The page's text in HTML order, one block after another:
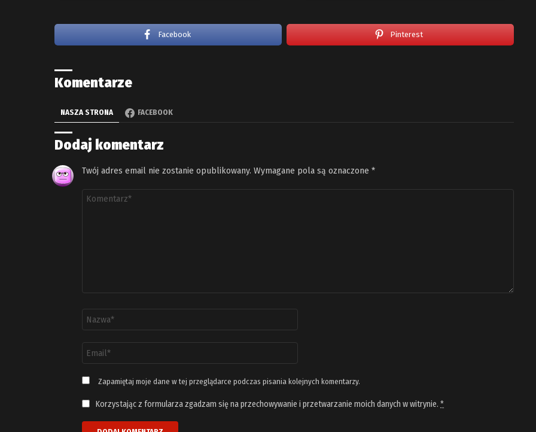
Facebook Pinterest
Komentarze
NASZA STRONA FACEBOOK
Dodaj komentarz
Twój adres email nie zostanie opublikowany. Wymagane pola są oznaczone *
Komentarz
email
*
Zapamiętaj moje dane w tej przeglądarce podczas pisania kolejnych komentarzy.
Korzystając z formularza zgadzam się na przechowywanie i przetwarzanie moich danych w witrynie. *